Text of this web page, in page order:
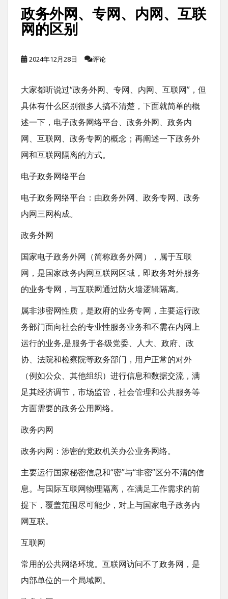
政务外网、专网、内网、互联
网的区别
2024年12月28日 评论
大家都听说过“政务外网、专网、内网、互联网”，但
具体有什么区别很多人搞不清楚，下面就简单的概
述一下，电子政务网络平台、政务外网、政务内
网、互联网、政务专网的概念；再阐述一下政务外
网和互联网隔离的方式。
电子政务网络平台
电子政务网络平台：由政务外网、政务专网、政务
内网三网构成。
政务外网
国家电子政务外网（简称政务外网），属于互联
网，是国家政务内网互联网区域，即政务对外服务
的业务专网，与互联网通过防火墙逻辑隔离。
属非涉密网性质，是政府的业务专网，主要运行政
务部门面向社会的专业性服务业务和不需在内网上
运行的业务,是服务于各级党委、人大、政府、政
协、法院和检察院等政务部门，用户正常的对外
（例如公众、其他组织）进行信息和数据交流，满
足其经济调节，市场监管，社会管理和公共服务等
方面需要的政务公用网络。
政务内网
政务内网：涉密的党政机关办公业务网络。
主要运行国家秘密信息和“密”与“非密”区分不清的信
息。与国际互联网物理隔离，在满足工作需求的前
提下，覆盖范围尽可能少，对上与国家电子政务内
网互联。
互联网
常用的公共网络环境。互联网访问不了政务网，是
内部单位的一个局域网。